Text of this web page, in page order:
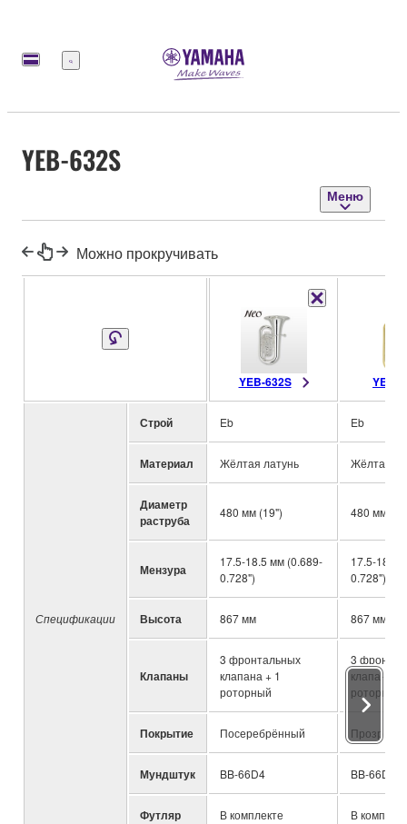
Меню
YEB-632S
Меню
Можно прокручивать
YEB-632S YEB-
Спецификации
Строй Eb Eb
Материал Жёлтая латунь Жёлтая
Диаметр
раструба
480 мм (19") 480 мм
Мензура
17.5-18.5 мм (0.689-
0.728")
17.5-18.5
0.728")
Высота 867 мм 867 мм
Клапаны
3 фронтальных
клапана + 1
роторный
3
клапана +
роторный
Покрытие Посеребрённый
Мундштук BB-66D4 BB-66D4
Футляр В комплекте В